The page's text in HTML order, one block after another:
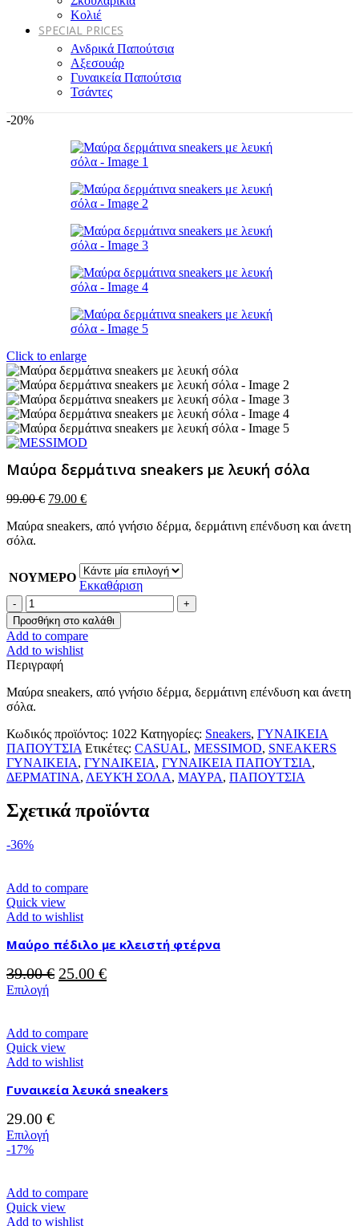
Κολιέ
SPECIAL PRICES
Ανδρικά Παπούτσια
Αξεσουάρ
Γυναικεία Παπούτσια
Τσάντες
-20%
Click to enlarge
Μαύρα δερμάτινα sneakers με λευκή σόλα
99.00€ Original
was:
79.00 €Η
τιμή
Μαύρα sneakers, από γνήσιο δέρμα, δερμάτινη επένδυση και άνετη
σόλα.
ΝΟΥΜΕΡΟ
Εκκαθάριση
Μαύρα
δερμάτινα
sneakers
με
λευκή
σόλα
ποσότητα
Προσθήκη στο καλάθι
Add to compare
Add to wishlist
Περιγραφή
Μαύρα sneakers, από γνήσιο δέρμα, δερμάτινη επένδυση και άνετη
σόλα.
Κωδικός προϊόντος: 1022 Κατηγορίες: Sneakers, ΓΥΝΑΙΚΕΙΑ
ΠΑΠΟΥΤΣΙΑ Ετικέτες: CASUAL, MESSIMOD, SNEAKERS
ΓΥΝΑΙΚΕΙΑ, ΓΥΝΑΙΚΕΙΑ, ΓΥΝΑΙΚΕΙΑ ΠΑΠΟΥΤΣΙΑ,
ΔΕΡΜΑΤΙΝΑ, ΛΕΥΚΉ ΣΟΛΑ, ΜΑΥΡΑ, ΠΑΠΟΥΤΣΙΑ
Σχετικά προϊόντα
-36%
Add to compare
Quick view
Add to wishlist
Μαύρο πέδιλο με κλειστή φτέρνα
39.00€ Original
39.00 €.
25.00 €Η
ΕπιλογήΑυτό
έχει
πολλαπλές
παραλλαγές.
επιλογές
να
επιλεγούν
προϊόντος
Add to compare
Quick view
Add to wishlist
Γυναικεία λευκά sneakers
29.00 €
ΕπιλογήΑυτό
πολλαπλές
παραλλαγές.
Οι
-17%
Add to compare
Quick view
Add to wishlist